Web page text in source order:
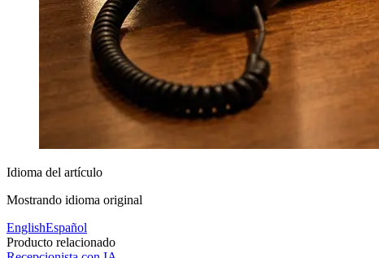
Idioma del artículo
Mostrando idioma original
EnglishEspañol
Producto relacionado